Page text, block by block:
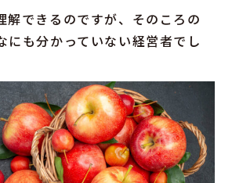
解できるのですが、そのころの
にも分かっていない経営者でし